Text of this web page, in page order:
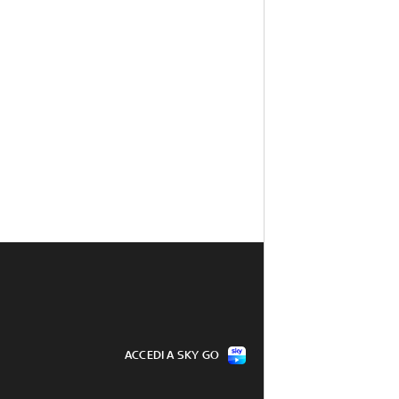
ACCEDI A SKY GO